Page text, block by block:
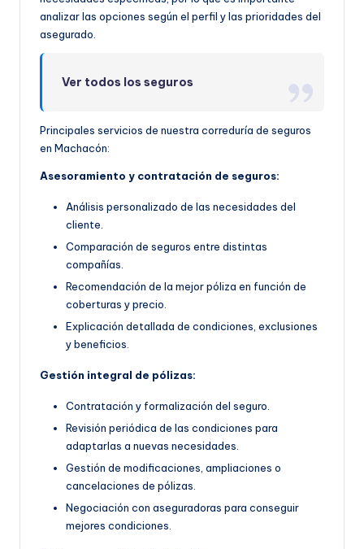
analizar las opciones según el perfil y las prioridades del
asegurado.
Ver todos los seguros
Principales servicios de nuestra correduría de seguros
en Machacón:
Asesoramiento y contratación de seguros:
Análisis personalizado de las necesidades del
cliente.
Comparación de seguros entre distintas
compañías.
Recomendación de la mejor póliza en función de
coberturas y precio.
Explicación detallada de condiciones, exclusiones
y beneficios.
Gestión integral de pólizas:
Contratación y formalización del seguro.
Revisión periódica de las condiciones para
adaptarlas a nuevas necesidades.
Gestión de modificaciones, ampliaciones o
cancelaciones de pólizas.
Negociación con aseguradoras para conseguir
mejores condiciones.